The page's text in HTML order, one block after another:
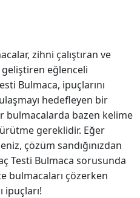
zihni çalıştıran ve
eğlenceli
Bulmaca, ipuçlarını
hedefleyen bir
bulmacalarda bazen kelime
gereklidir. Eğer
çözüm sandığınızdan
Testi Bulmaca sorusunda
bulmacaları çözerken
ipuçları!